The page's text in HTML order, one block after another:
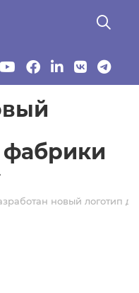
фабрики
новый логотип